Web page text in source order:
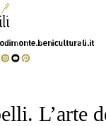
L’arte